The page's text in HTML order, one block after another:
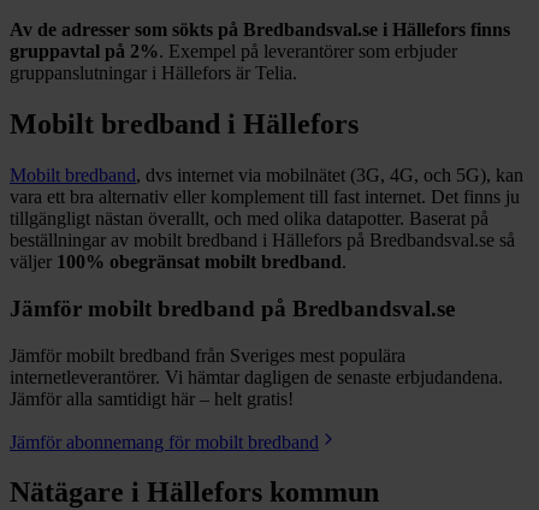
Av de adresser som sökts på Bredbandsval.se i Hällefors finns
gruppavtal på 2%. Exempel på leverantörer som erbjuder
gruppanslutningar i Hällefors är Telia.
Mobilt bredband i Hällefors
Mobilt bredband, dvs internet via mobilnätet (3G, 4G, och 5G), kan
vara ett bra alternativ eller komplement till fast internet. Det finns ju
tillgängligt nästan överallt, och med olika datapotter. Baserat på
beställningar av mobilt bredband i Hällefors på Bredbandsval.se så
väljer 100% obegränsat mobilt bredband.
Jämför mobilt bredband på Bredbandsval.se
Jämför mobilt bredband från Sveriges mest populära
internetleverantörer. Vi hämtar dagligen de senaste erbjudandena.
Jämför alla samtidigt här – helt gratis!
Jämför abonnemang för mobilt bredband
Nätägare i Hällefors kommun